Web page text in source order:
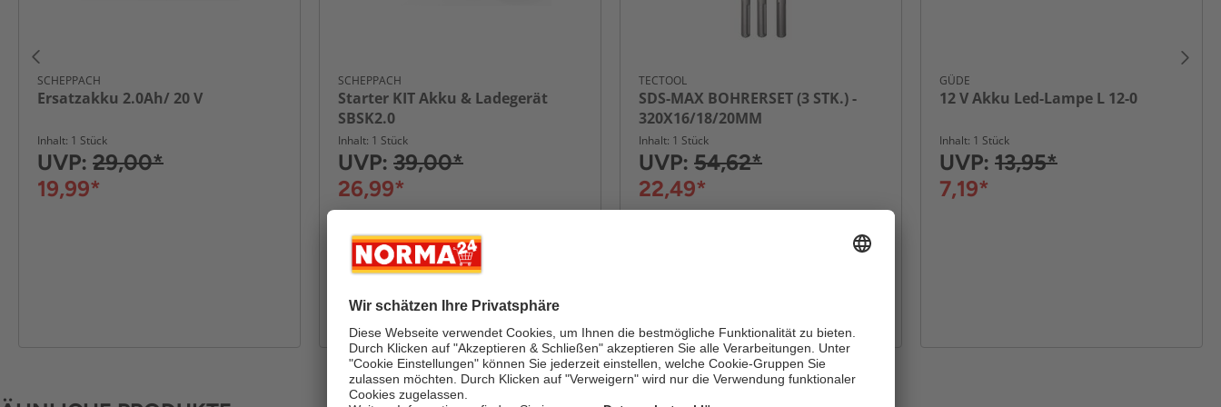
SCHEPPACH
Ersatzakku 2.0Ah/ 20 V
Inhalt: 1 Stück
UVP: 29,00*
19,99*
SCHEPPACH
Starter KIT Akku & Ladegerät
SBSK2.0
Inhalt: 1 Stück
UVP: 39,00*
26,99*
TECTOOL
SDS-MAX BOHRERSET (3 STK.) -
320X16/18/20MM
Inhalt: 1 Stück
UVP: 54,62*
22,49*
GÜDE
12 V Akku Led-Lampe L 12-0
Inhalt: 1 Stück
UVP: 13,95*
7,19*